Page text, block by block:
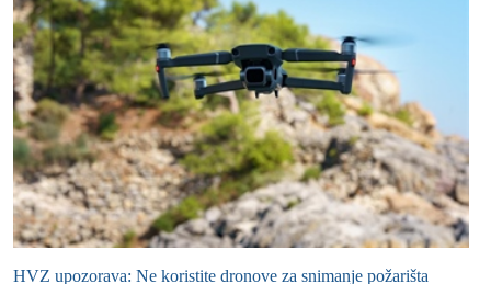
HVZ upozorava: Ne koristite dronove za snimanje požarišta